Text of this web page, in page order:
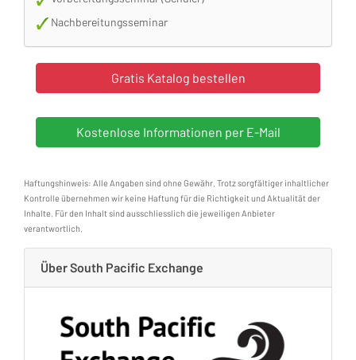
Nachbereitungsseminar
Haftungshinweis: Alle Angaben sind ohne Gewähr. Trotz sorgfältiger inhaltlicher
Kontrolle übernehmen wir keine Haftung für die Richtigkeit und Aktualität der
Inhalte. Für den Inhalt sind ausschliesslich die jeweiligen Anbieter
verantwortlich.
Über South Pacific Exchange